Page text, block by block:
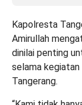
Kapolresta
Amirullah
dinilai penting
selama kegiatan
Tangerang.